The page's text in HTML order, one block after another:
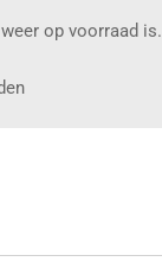
op voorraad is.